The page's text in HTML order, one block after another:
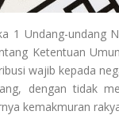
1 Undang-undang
Ketentuan
wajib kepada
dengan tidak
kemakmuran